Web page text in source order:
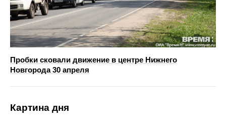
Пробки сковали движение в центре Нижнего
Новгорода 30 апреля
Картина дня